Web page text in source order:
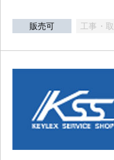
販売可 工事・